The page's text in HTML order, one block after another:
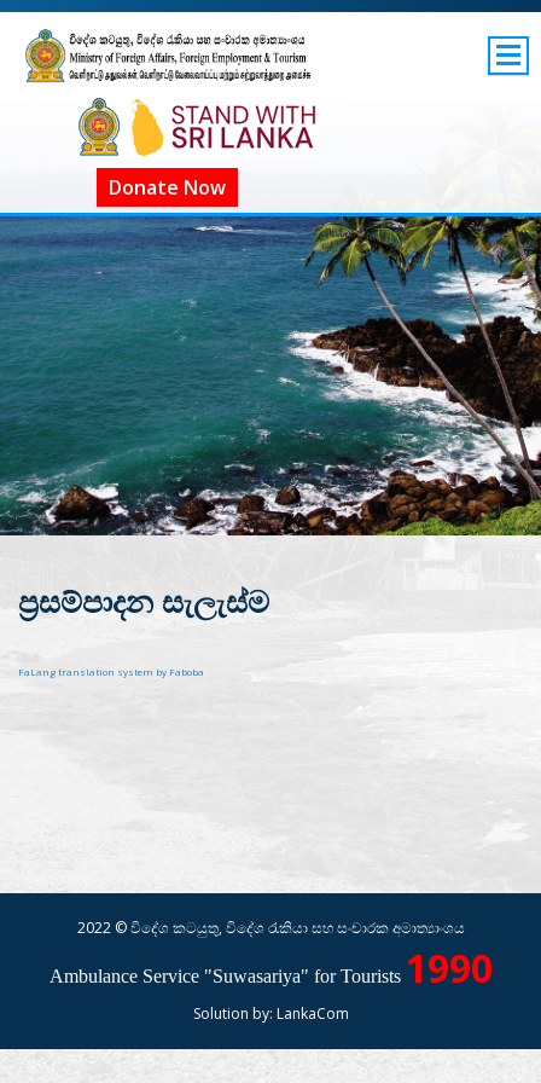
SITEMAP
GOV.LK
COVID-19 SL
COVID දැන්වීම්
Donate Now
ප්‍රසම්පාදන සැලැස්ම
FaLang translation system by Faboba
2022 © විදේශ කටයුතු, විදේශ රැකියා සහ සංචාරක අමාත්‍යාංශය
Ambulance Service "Suwasariya" for Tourists 1990
Solution by: LankaCom